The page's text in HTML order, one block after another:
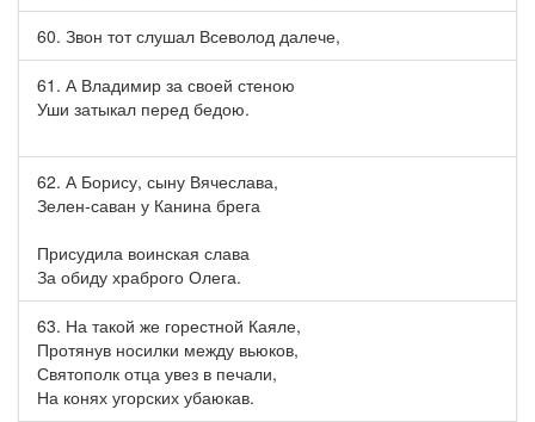
60. Звон тот слушал Всеволод далече,
61. А Владимир за своей стеною
Уши затыкал перед бедою.
62. А Борису, сыну Вячеслава,
Зелен-саван у Канина брега
Присудила воинская слава
За обиду храброго Олега.
63. На такой же горестной Каяле,
Протянув носилки между вьюков,
Святополк отца увез в печали,
На конях угорских убаюкав.